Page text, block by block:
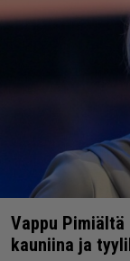
Vappu Pimiältä
kauniina ja